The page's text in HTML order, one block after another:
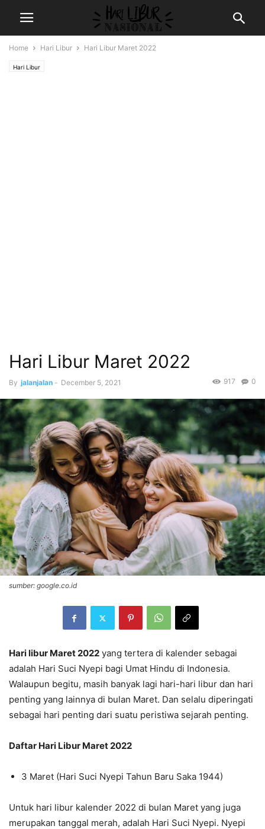
Home Hari Libur Hari Libur Maret 2022
Hari Libur
Hari Libur Maret 2022
By jalanjalan - December 5, 2021 0
917
sumber: google.co.id
Hari libur Maret 2022 yang tertera di kalender sebagai
adalah Hari Suci Nyepi bagi Umat Hindu di Indonesia.
Walaupun begitu, masih banyak lagi hari-hari libur dan hari
penting yang lainnya di bulan Maret. Dan selalu diperingati
sebagai hari penting dari suatu peristiwa sejarah penting.
Daftar Hari Libur Maret 2022
3 Maret (Hari Suci Nyepi Tahun Baru Saka 1944)
Untuk hari libur kalender 2022 di bulan Maret yang juga
merupakan tanggal merah, adalah Hari Suci Nyepi. Nyepi